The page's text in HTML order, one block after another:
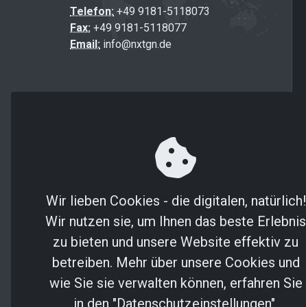
Telefon: +49 9181-5118073
Fax: +49 9181-5118077
Email: info@nxtgn.de
Wir lieben Cookies - die digitalen, natürlich!
Wir nutzen sie, um Ihnen das beste Erlebnis
zu bieten und unsere Website effektiv zu
betreiben. Mehr über unsere Cookies und
wie Sie sie verwalten können, erfahren Sie
in den "Datenschutzeinstellungen".